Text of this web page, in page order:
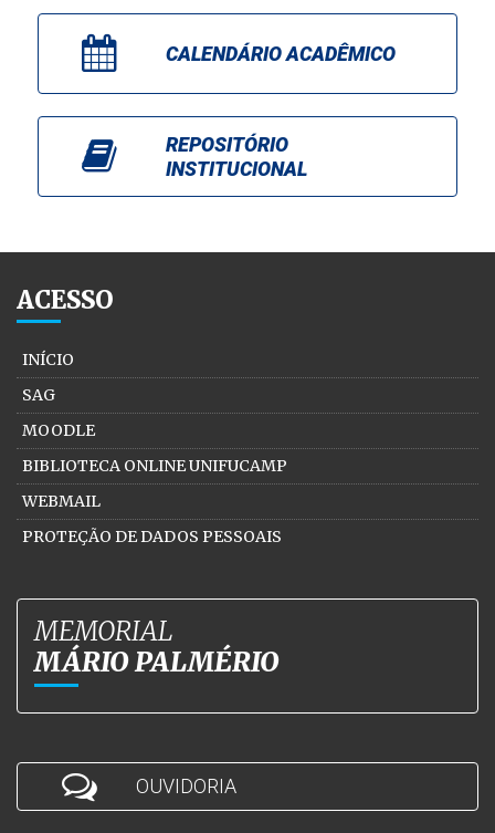
CALENDÁRIO ACADÊMICO
REPOSITÓRIO
INSTITUCIONAL
ACESSO
INÍCIO
SAG
MOODLE
BIBLIOTECA ONLINE UNIFUCAMP
WEBMAIL
PROTEÇÃO DE DADOS PESSOAIS
MEMORIAL
MÁRIO PALMÉRIO
OUVIDORIA